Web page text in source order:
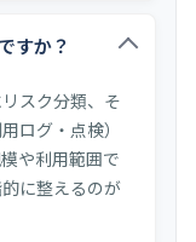
すか？
スク分類、そ
ログ・点検）
や利用範囲で
に整えるのが